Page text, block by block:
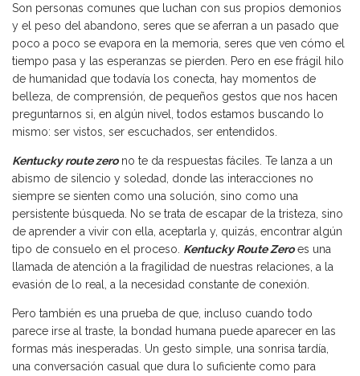
Son personas comunes que luchan con sus propios demonios
y el peso del abandono, seres que se aferran a un pasado que
poco a poco se evapora en la memoria, seres que ven cómo el
tiempo pasa y las esperanzas se pierden. Pero en ese frágil hilo
de humanidad que todavía los conecta, hay momentos de
belleza, de comprensión, de pequeños gestos que nos hacen
preguntarnos si, en algún nivel, todos estamos buscando lo
mismo: ser vistos, ser escuchados, ser entendidos.
Kentucky route zerono te da respuestas fáciles. Te lanza a un
abismo de silencio y soledad, donde las interacciones no
siempre se sienten como una solución, sino como una
persistente búsqueda. No se trata de escapar de la tristeza, sino
de aprender a vivir con ella, aceptarla y, quizás, encontrar algún
tipo de consuelo en el proceso. Kentucky Route Zeroes una
llamada de atención a la fragilidad de nuestras relaciones, a la
evasión de lo real, a la necesidad constante de conexión.
Pero también es una prueba de que, incluso cuando todo
parece irse al traste, la bondad humana puede aparecer en las
formas más inesperadas. Un gesto simple, una sonrisa tardía,
una conversación casual que dura lo suficiente como para